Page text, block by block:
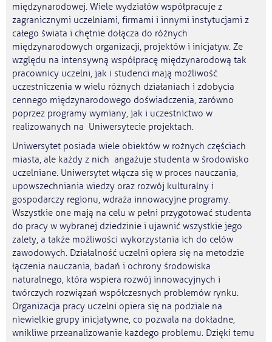
międzynarodowej. Wiele wydziałów współpracuje z
zagranicznymi uczelniami, firmami i innymi instytucjami z
całego świata i chętnie dołącza do różnych
międzynarodowych organizacji, projektów i inicjatyw. Ze
względu na intensywną współpracę międzynarodową tak
pracownicy uczelni, jak i studenci mają możliwość
uczestniczenia w wielu różnych działaniach i zdobycia
cennego międzynarodowego doświadczenia, zarówno
poprzez programy wymiany, jak i uczestnictwo w
realizowanych na Uniwersytecie projektach.
Uniwersytet posiada wiele obiektów w rożnych częściach
miasta, ale każdy z nich angażuje studenta w środowisko
uczelniane. Uniwersytet włącza się w proces nauczania,
upowszechniania wiedzy oraz rozwój kulturalny i
gospodarczy regionu, wdraża innowacyjne programy.
Wszystkie one mają na celu w pełni przygotować studenta
do pracy w wybranej dziedzinie i ujawnić wszystkie jego
zalety, a także możliwości wykorzystania ich do celów
zawodowych. Działalność uczelni opiera się na metodzie
łączenia nauczania, badań i ochrony środowiska
naturalnego, która wspiera rozwój innowacyjnych i
twórczych rozwiązań współczesnych problemów rynku.
Organizacja pracy uczelni opiera się na podziale na
niewielkie grupy inicjatywne, co pozwala na dokładne,
wnikliwe przeanalizowanie każdego problemu. Dzięki temu